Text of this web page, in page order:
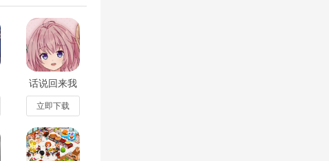
话说回来我
被女生告白
了啊汉化安
装包1.0中文
版
立即下载